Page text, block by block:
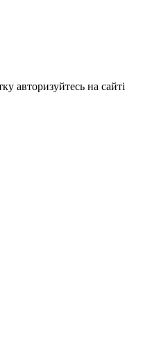
авторизуйтесь на сайті